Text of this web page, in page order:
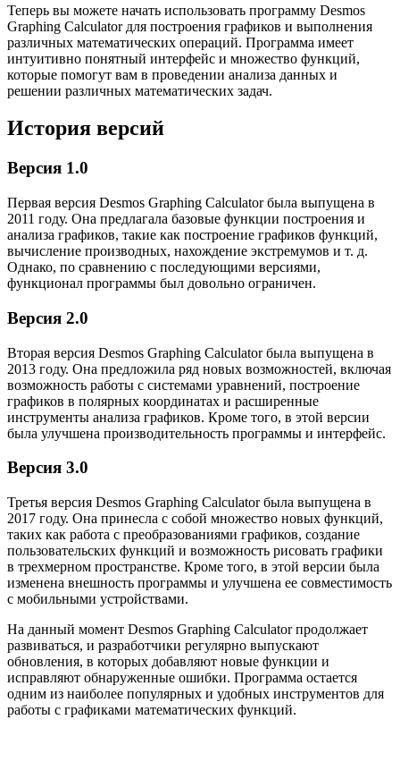
Теперь вы можете начать использовать программу Desmos
Graphing Calculator для построения графиков и выполнения
различных математических операций. Программа имеет
интуитивно понятный интерфейс и множество функций,
которые помогут вам в проведении анализа данных и
решении различных математических задач.
История версий
Версия 1.0
Первая версия Desmos Graphing Calculator была выпущена в
2011 году. Она предлагала базовые функции построения и
анализа графиков, такие как построение графиков функций,
вычисление производных, нахождение экстремумов и т. д.
Однако, по сравнению с последующими версиями,
функционал программы был довольно ограничен.
Версия 2.0
Вторая версия Desmos Graphing Calculator была выпущена в
2013 году. Она предложила ряд новых возможностей, включая
возможность работы с системами уравнений, построение
графиков в полярных координатах и расширенные
инструменты анализа графиков. Кроме того, в этой версии
была улучшена производительность программы и интерфейс.
Версия 3.0
Третья версия Desmos Graphing Calculator была выпущена в
2017 году. Она принесла с собой множество новых функций,
таких как работа с преобразованиями графиков, создание
пользовательских функций и возможность рисовать графики
в трехмерном пространстве. Кроме того, в этой версии была
изменена внешность программы и улучшена ее совместимость
с мобильными устройствами.
На данный момент Desmos Graphing Calculator продолжает
развиваться, и разработчики регулярно выпускают
обновления, в которых добавляют новые функции и
исправляют обнаруженные ошибки. Программа остается
одним из наиболее популярных и удобных инструментов для
работы с графиками математических функций.